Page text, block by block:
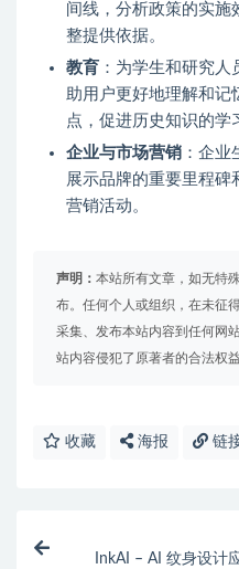
间线，分析政策的实施
整提供依据。
教育 ：为学生和研究
助用户更好地理解和记
点，促进历史知识的学
企业与市场营销 ：企业
展示品牌的重要里程碑
营销活动。
声明： 本站所有文章，如无特
布。任何个人或组织，在未征
采集、发布本站内容到任何网
站内容侵犯了原著者的合法权
收藏 海报 链
InkAI – AI 纹身设计